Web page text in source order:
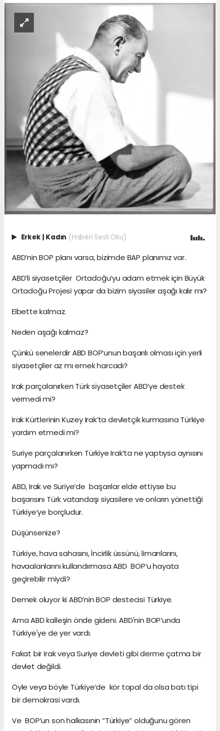
Erkek | Kadın (Haberi Sesli Oku)
ABD’nin BOP planı varsa, bizimde BAP planımız var.
ABD’li siyasetçiler Ortadoğu’yu adam etmek için Büyük
Ortadoğu Projesi yapar da bizim siyasiler aşağı kalır mı?
Elbette kalmaz.
Neden aşağı kalmaz?
Çünkü senelerdir ABD BOP’unun başarılı olması için yerli
siyasetçiler az mı emek harcadı?
Irak parçalanırken Türk siyasetçiler ABD’ye destek
vermedi mi?
Irak Kürtlerinin Kuzey Irak’ta devletçik kurmasına Türkiye
yardım etmedi mi?
Suriye parçalanırken Türkiye Irak’ta ne yaptıysa aynısını
yapmadı mı?
ABD, Irak ve Suriye’de başarılar elde ettiyse bu
başarısını Türk vatandaşı siyasilere ve onların yönettiği
Türkiye’ye borçludur.
Düşünsenize?
Türkiye, hava sahasını, İncirlik üssünü, limanlarını,
havaalanlarını kullandırmasa ABD BOP’u hayata
geçirebilir miydi?
Demek oluyor ki ABD’nin BOP destecisi Türkiye.
Ama ABD kalleşin önde gideni. ABD'nin BOP’unda
Türkiye'ye de yer vardı.
Fakat bir Irak veya Suriye devleti gibi derme çatma bir
devlet değildi.
Öyle veya böyle Türkiye’de kör topal da olsa batı tipi
bir demokrasi vardı.
Ve BOP’un son halkasının “Türkiye” olduğunu gören